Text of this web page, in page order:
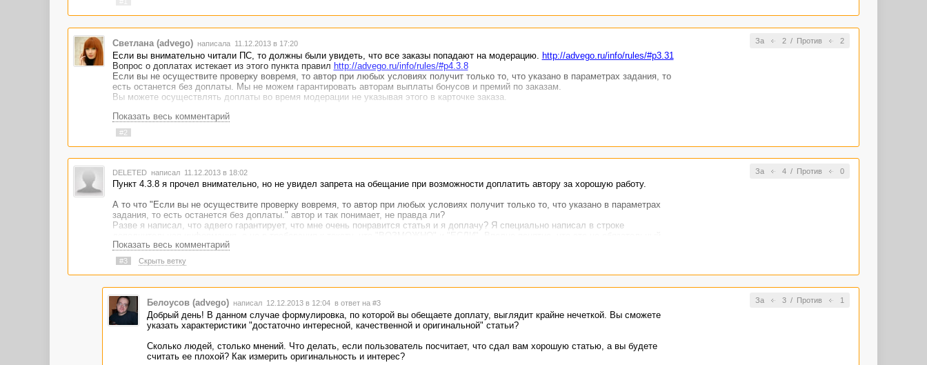
За 2/ Против 2
Светлана (advego) написала 11.12.2013 в 17:20
Если вы внимательно читали ПС, то должны были увидеть, что все заказы попадают на модерацию. http://advego.ru/info/rules/#p3.31
Вопрос о доплатах истекает из этого пункта правил http://advego.ru/info/rules/#p4.3.8
Если вы не осуществите проверку вовремя, то автор при любых условиях получит только то, что указано в параметрах задания, то
есть останется без доплаты. Мы не можем гарантировать авторам выплаты бонусов и премий по заказам.
Вы можете осуществлять доплаты во время модерации не указывая этого в карточке заказа.
Показать весь комментарий
#2
За 4/ Против 0
DELETED написал 11.12.2013 в 18:02
Пункт 4.3.8 я прочел внимательно, но не увидел запрета на обещание при возможности доплатить автору за хорошую работу.
А то что "Если вы не осуществите проверку вовремя, то автор при любых условиях получит только то, что указано в параметрах
задания, то есть останется без доплаты." автор и так понимает, не правда ли?
Разве я написал, что адвего гарантирует, что мне очень понравится статья и я доплачу? Я специально написал в строке
пункт и автор имеет право написать сухую статью, соблюдя требования, чтобы получить назначенную плату. А как? Как мне
сообщить авторам, что я намерен вознаградить того, кто напишет с вдохновлением? Я думал для этого и существует строка
"Дополнительная информация"
Мне столько раз приходилось переделывать задания, что легче самому написать эту статью.
Ну я вам скажу, работать на адвего - это высокое искусство, которому нужно учиться годами. А возможно нужно родиться
одарённым.
Показать весь комментарий
#3 Скрыть ветку
За 3/ Против 1
Белоусов (advego) написал 12.12.2013 в 12:04 в ответ на #3
Добрый день! В данном случае формулировка, по которой вы обещаете доплату, выглядит крайне нечеткой. Вы сможете
указать характеристики "достаточно интересной, качественной и оригинальной" статьи?
Сколько людей, столько мнений. Что делать, если пользователь посчитает, что сдал вам хорошую статью, а вы будете
считать ее плохой? Как измерить оригинальность и интерес?